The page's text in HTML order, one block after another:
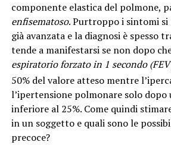
componente elastica del polmone,
enfisematoso. Purtroppo i sintomi si
già avanzata e la diagnosi è spesso
tende a manifestarsi se non dopo
espiratorio forzato in 1 secondo (FEV
50% del valore atteso mentre
l’ipertensione polmonare solo dopo
inferiore al 25%. Come quindi
in un soggetto e quali sono le
precoce?